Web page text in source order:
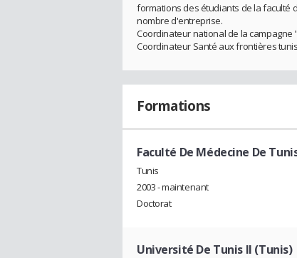
formations des étudiants de la faculté
nombre d'entreprise.
Coordinateur national de la campagne
Coordinateur Santé aux frontières
Formations
Faculté De Médecine De
Tunis
2003 - maintenant
Doctorat
Université De Tunis II (Tunis)